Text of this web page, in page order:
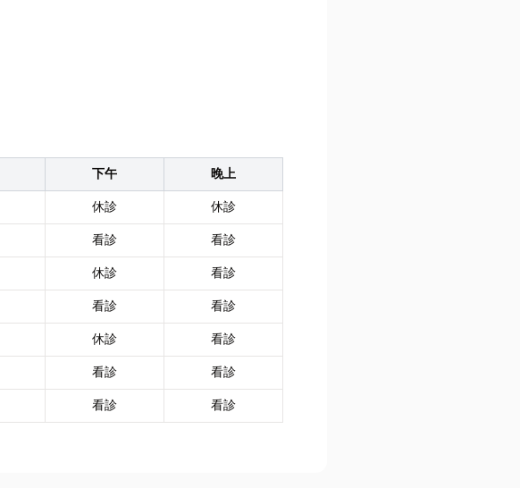
下午
晚上
休診
休診
看診
看診
休診
看診
看診
看診
休診
看診
看診
看診
看診 看診